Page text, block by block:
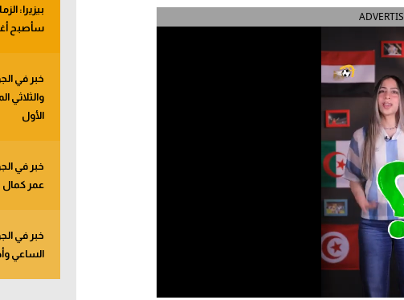
بيزيرا:
سأصبح
والثلاثي
الأول
خبر في
عمر كمال
خبر في
الساعي